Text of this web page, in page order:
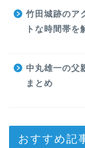
竹田城跡のア
トな時間帯を
中丸雄一の父
まとめ
おすすめ記